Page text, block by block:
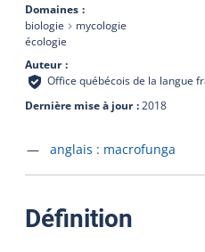
Domaines
biologie
mycologie
écologie
Auteur
Office québécois de la langue
Dernière mise à jour 2018
Accéder à la fiche en
anglais : macrofunga
Définition